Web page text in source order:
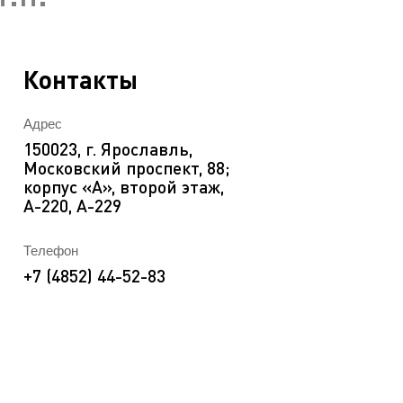
Контакты
Адрес
150023, г. Ярославль,
Московский проспект, 88;
корпус «А», второй этаж,
А-220, А-229
Телефон
+7 (4852) 44-52-83